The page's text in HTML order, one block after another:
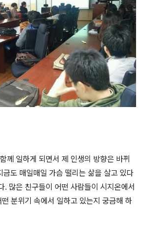
께 일하게 되면서 제 인생의 방향은 바뀌
도 매일매일 가슴 떨리는 삶을 살고 있다
. 많은 친구들이 어떤 사람들이 시지온에서
분위기 속에서 일하고 있는지 궁금해 하